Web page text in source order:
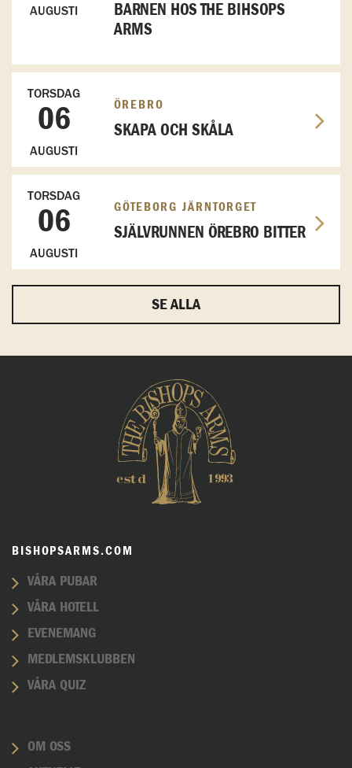
AUGUSTI
BARNEN HOS THE BIHSOPS
ARMS
TORSDAG
06
AUGUSTI
ÖREBRO
SKAPA OCH SKÅLA
TORSDAG
06
AUGUSTI
GÖTEBORG JÄRNTORGET
SJÄLVRUNNEN ÖREBRO BITTER
SE ALLA
BISHOPSARMS.COM
VÅRA PUBAR
VÅRA HOTELL
EVENEMANG
MEDLEMSKLUBBEN
VÅRA QUIZ
OM OSS